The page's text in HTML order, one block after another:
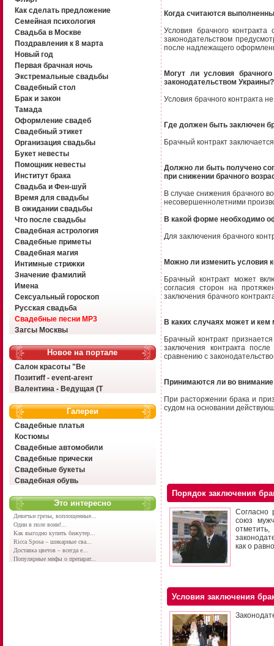
Как сделать предложение
Семейная психология
Свадьба в Москве
Поздравления к 8 марта
Новый год
Первая брачная ночь
Экстремальные свадьбы
Свадебный стол
Брак и закон
Тамада
Оформление свадеб
Свадебный этикет
Организация свадьбы
Букет невесты
Помощник невесты
Институт брака
Свадьба и Фен-шуй
Время для свадьбы
В ожидании свадьбы
Что после свадьбы
Свадебная астрология
Свадебные приметы
Свадебная магия
Интимные стрижки
Значение фамилий
Имена
Сексуальный гороскоп
Русская свадьба
Свадебные песни MP3
Загсы Москвы
Новое на портале
Салон красоты "Ве
Позитиff - event-агент
Валентина - Ведущая (Т
Галереи
Свадебные платья
Костюмы
Свадебные автомобили
Свадебные прически
Свадебные букеты
Свадебная обувь
Это интересно
Девичьи грезы, воплощенные...
Один в поле воин!...
Как выгодно купить бижутер...
Ricca Sposa – шикарные сва...
Доставка цветов – всегда е...
Популярные мифы о препарат...
Когда считаются
Условия брачного
законодательством
после надлежащего
Могут ли условия
законодательством Украины?
Условия брачного контракта
Где должен быть заключен
Брачный контракт
Должно ли быть получено
при снижении брачного
В случае снижения брачного
несовершеннолетними
В какой форме необходимо
Для заключения брачного
Можно ли изменить условия
Брачный контракт может
согласия сторон на
заключения брачного
В каких случаях может и
Брачный контракт
заключения контракта
сравнению с
Принимаются ли во внимание
При расторжении брака и
судом на основании
Порядок заключения
Согласно
союз
как о
Условия заключения